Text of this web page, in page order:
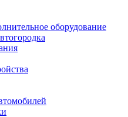
оборудование